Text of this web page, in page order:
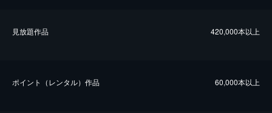
⾒放題作品 420,000本以上
ポイント（レンタル）作品 60,000本以上